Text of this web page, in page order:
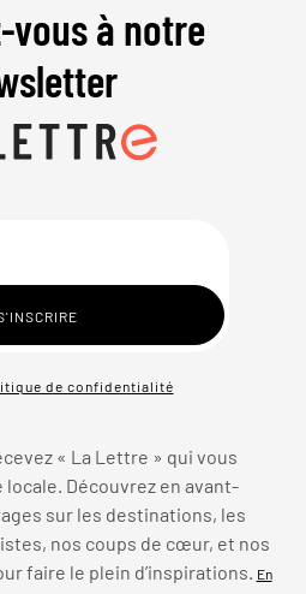
vous à notre
de confidentialité
« La Lettre » qui vous
locale. Découvrez en avant-
sur les destinations, les
nos coups de cœur, et nos
faire le plein d’inspirations. En